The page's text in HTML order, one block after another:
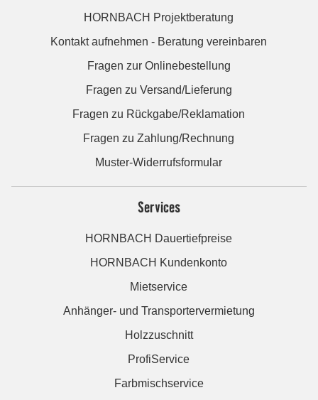
HORNBACH Projektberatung
Kontakt aufnehmen - Beratung vereinbaren
Fragen zur Onlinebestellung
Fragen zu Versand/Lieferung
Fragen zu Rückgabe/Reklamation
Fragen zu Zahlung/Rechnung
Muster-Widerrufsformular
Services
HORNBACH Dauertiefpreise
HORNBACH Kundenkonto
Mietservice
Anhänger- und Transportervermietung
Holzzuschnitt
ProfiService
Farbmischservice